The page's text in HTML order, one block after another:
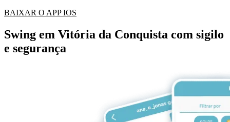
BAIXAR O APP IOS
Swing em Vitória da Conquista com sigilo
e segurança